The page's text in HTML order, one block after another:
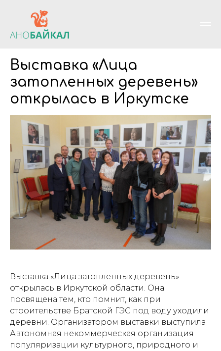
Выставка «Лица
затопленных деревень»
открылась в Иркутске
Выставка «Лица затопленных деревень»
открылась в Иркутской области. Она
посвящена тем, кто помнит, как при
строительстве Братской ГЭС под воду уходили
деревни. Организатором выставки выступила
Автономная некоммерческая организация
популяризации культурного, природного и